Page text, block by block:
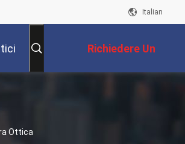
Italian
Richiedere Un
Preventivo
Ottica